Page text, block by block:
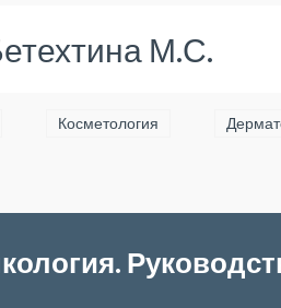
М.С.
Косметология